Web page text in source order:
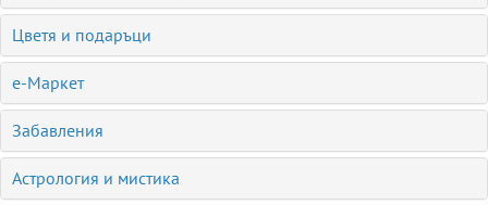
Цветя и подаръци
е-Маркет
Забавления
Астрология и мистика